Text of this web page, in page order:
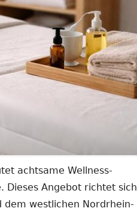
achtsame Wellness-
Dieses Angebot richtet sich
dem westlichen Nordrhein-